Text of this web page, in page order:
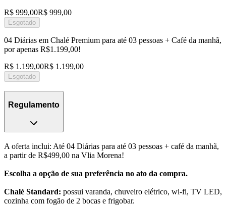
R$ 999,00R$ 999,00
Esgotado
04 Diárias em Chalé Premium para até 03 pessoas + Café da manhã,
por apenas R$1.199,00!
R$ 1.199,00R$ 1.199,00
Esgotado
Regulamento
A oferta inclui: Até 04 Diárias para até 03 pessoas + café da manhã,
a partir de R$499,00 na Vlia Morena!
Escolha a opção de sua preferência no ato da compra.
Chalé Standard: possui varanda, chuveiro elétrico, wi-fi, TV LED,
cozinha com fogão de 2 bocas e frigobar.